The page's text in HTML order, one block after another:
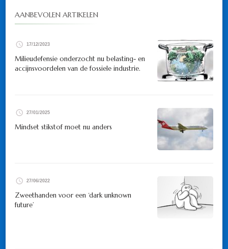
AANBEVOLEN ARTIKELEN
17/12/2023
Milieudefensie onderzocht nu belasting- en
accijnsvoordelen van de fossiele industrie.
27/01/2025
Mindset stikstof moet nu anders
27/06/2022
Zweethanden voor een ‘dark unknown
future’